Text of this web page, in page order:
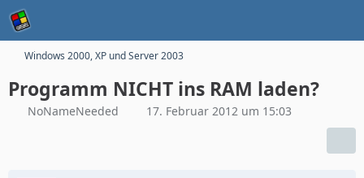
Windows 2000, XP und Server 2003
Programm NICHT ins RAM laden?
NoNameNeeded 17. Februar 2012 um 15:03